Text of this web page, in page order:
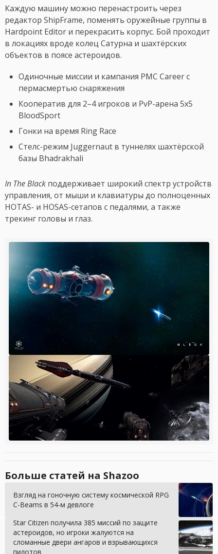
Каждую машину можно перенастроить через
редактор ShipFrame, поменять оружейные группы в
Hardpoint Editor и перекрасить корпус. Бой проходит
в локациях вроде колец Сатурна и шахтёрских
объектов в поясе астероидов.
Одиночные миссии и кампания PMC Career с
пермасмертью снаряжения
Кооператив для 2–4 игроков и PvP-арена 5x5
BloodSport
Гонки на время Ring Race
Стелс-режим Juggernaut в туннелях шахтёрской
базы Bhadrakhali
In The Black поддерживает широкий спектр устройств
управления, от мыши и клавиатуры до полноценных
HOTAS- и HOSAS-сетапов с педалями, а также
трекинг головы и глаз.
Больше статей на Shazoo
Взгляд на гоночную систему космической RPG
C-Beams в 54-м девлоге
Star Citizen получила 385 миссий по защите
астероидов, но игроки жалуются на
сломанные двери ангаров и взрывающихся
пилотов